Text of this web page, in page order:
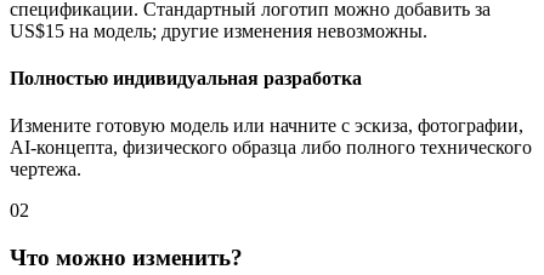
спецификации. Стандартный логотип можно добавить за
US$15 на модель; другие изменения невозможны.
Полностью индивидуальная разработка
Измените готовую модель или начните с эскиза, фотографии,
AI-концепта, физического образца либо полного технического
чертежа.
02
Что можно изменить?